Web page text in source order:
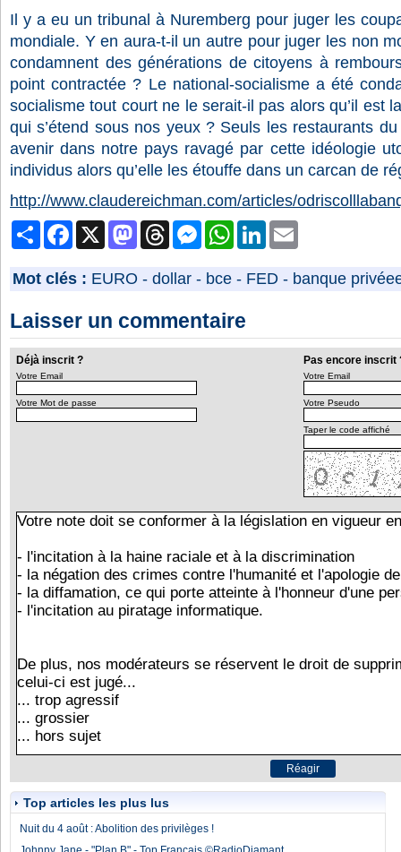
Il y a eu un tribunal à Nuremberg pour juger les
mondiale. Y en aura-t-il un autre pour juger les non
condamnent des générations de citoyens à
point contractée ? Le national-socialisme a été
socialisme tout court ne le serait-il pas alors qu’il est
qui s’étend sous nos yeux ? Seuls les restaurants
avenir dans notre pays ravagé par cette idéologie
individus alors qu’elle les étouffe dans un carcan de
http://www.claudereichman.com/articles/
PartagerFacebook MastodonThreads MessengerWhatsAppLinkedIn
Mot clés : EURO - dollar - bce - FED - banque
Laisser un commentaire
Déjà inscrit ? Pas encore inscrit
Votre Email
Votre Mot de passe
Votre Email
Votre Pseudo
Taper le code affiché
Top articles les plus lus
Nuit du 4 août : Abolition des privilèges !